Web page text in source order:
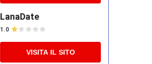
LanaDate
1.0
VISITA IL SITO